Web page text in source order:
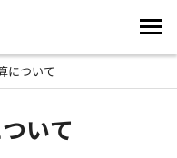
について
いて